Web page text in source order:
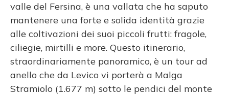
valle del Fersina, è una vallata che ha saputo
mantenere una forte e solida identità grazie
alle coltivazioni dei suoi piccoli frutti: fragole,
ciliegie, mirtilli e more. Questo itinerario,
straordinariamente panoramico, è un tour ad
anello che da Levico vi porterà a Malga
Stramiolo (1.677 m) sotto le pendici del monte